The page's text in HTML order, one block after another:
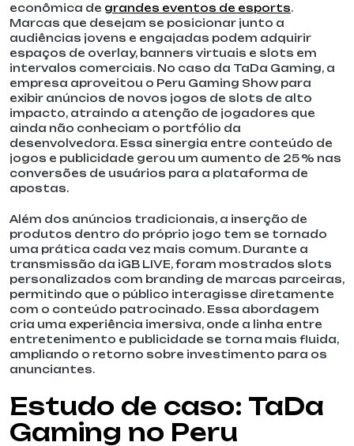
econômica de grandes eventos de esports.
Marcas que desejam se posicionar junto a
audiências jovens e engajadas podem adquirir
espaços de overlay, banners virtuais e slots em
intervalos comerciais. No caso da TaDa Gaming, a
empresa aproveitou o Peru Gaming Show para
exibir anúncios de novos jogos de slots de alto
impacto, atraindo a atenção de jogadores que
ainda não conheciam o portfólio da
desenvolvedora. Essa sinergia entre conteúdo de
jogos e publicidade gerou um aumento de 25 % nas
conversões de usuários para a plataforma de
apostas.
Além dos anúncios tradicionais, a inserção de
produtos dentro do próprio jogo tem se tornado
uma prática cada vez mais comum. Durante a
transmissão da iGB LIVE, foram mostrados slots
personalizados com branding de marcas parceiras,
permitindo que o público interagisse diretamente
com o conteúdo patrocinado. Essa abordagem
cria uma experiência imersiva, onde a linha entre
entretenimento e publicidade se torna mais fluida,
ampliando o retorno sobre investimento para os
anunciantes.
Estudo de caso: TaDa
Gaming no Peru